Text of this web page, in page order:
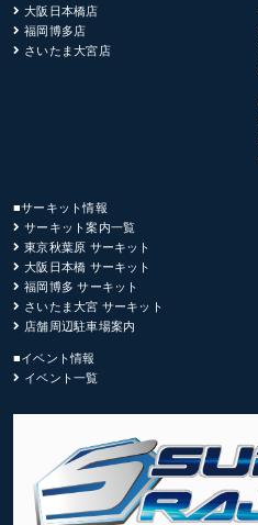
大阪日本橋店
福岡博多店
さいたま大宮店
■サーキット情報
サーキット案内一覧
東京秋葉原 サーキット
大阪日本橋 サーキット
福岡博多 サーキット
さいたま大宮 サーキット
店舗周辺駐車場案内
■イベント情報
イベント一覧